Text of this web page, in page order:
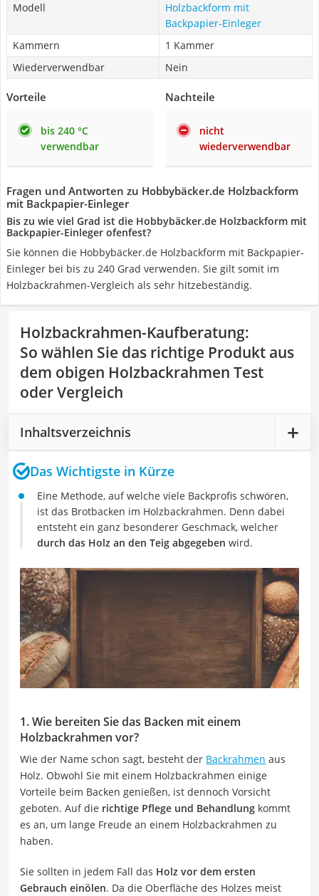
Modell
Holzbackform mit
Backpapier-Einleger
Kammern
1 Kammer
Wiederverwendbar
Nein
Vorteile
bis 240 °C
verwendbar
Nachteile
nicht
wiederverwendbar
Fragen und Antworten zu Hobbybäcker.de Holzbackform
mit Backpapier-Einleger
Bis zu wie viel Grad ist die Hobbybäcker.de Holzbackform mit
Backpapier-Einleger ofenfest?
Sie können die Hobbybäcker.de Holzbackform mit Backpapier-
Einleger bei bis zu 240 Grad verwenden. Sie gilt somit im
Holzbackrahmen-Vergleich als sehr hitzebeständig.
Holzbackrahmen-Kaufberatung:
So wählen Sie das richtige Produkt aus
dem obigen Holzbackrahmen Test
oder Vergleich
Inhaltsverzeichnis
Das Wichtigste in Kürze
Eine Methode, auf welche viele Backprofis schwören,
ist das Brotbacken im Holzbackrahmen. Denn dabei
entsteht ein ganz besonderer Geschmack, welcher
durch das Holz an den Teig abgegeben wird.
1. Wie bereiten Sie das Backen mit einem
Holzbackrahmen vor?
Wie der Name schon sagt, besteht der Backrahmen aus
Holz. Obwohl Sie mit einem Holzbackrahmen einige
Vorteile beim Backen genießen, ist dennoch Vorsicht
geboten. Auf die richtige Pflege und Behandlung kommt
es an, um lange Freude an einem Holzbackrahmen zu
haben.
Sie sollten in jedem Fall das Holz vor dem ersten
Gebrauch einölen. Da die Oberfläche des Holzes meist